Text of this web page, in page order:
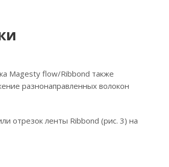
Magesty flow/Ribbond также
разнонаправленных волокон
отрезок ленты Ribbond (рис. 3) на